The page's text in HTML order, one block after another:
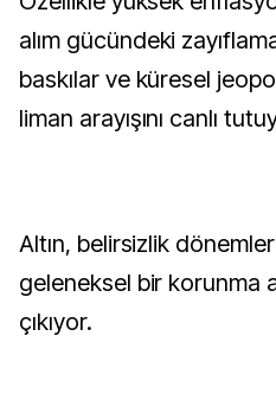
alım gücündeki
baskılar ve küresel
liman arayışını canlı
Altın, belirsizlik
geleneksel bir korunma
çıkıyor.